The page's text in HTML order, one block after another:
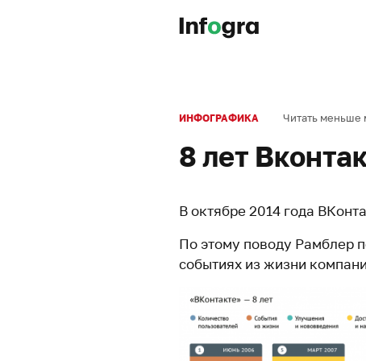
ИНФОГРАФИКА Читать меньше
8 лет
В октябре 2014 года
По этому поводу Рамблер
событиях из жизни